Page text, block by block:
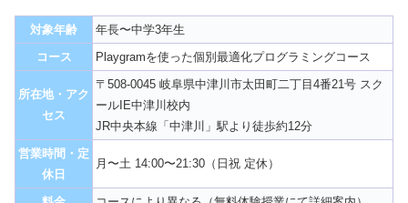
対象年齢
年長〜中学3年生
コース
Playgramを使った個別最適化プログラミングコース
所在地・アク
セス
〒508-0045 岐阜県中津川市太田町二丁目4番21号 スク
ールIE中津川校内
JR中央本線「中津川」駅より徒歩約12分
営業時間・定
休日
月〜土 14:00〜21:30（日祝 定休）